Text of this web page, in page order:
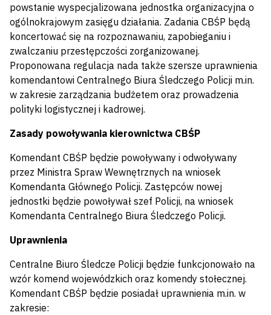
powstanie wyspecjalizowana jednostka organizacyjna o
ogólnokrajowym zasięgu działania. Zadania CBŚP będą
koncertować się na rozpoznawaniu, zapobieganiu i
zwalczaniu przestępczości zorganizowanej.
Proponowana regulacja nada także szersze uprawnienia
komendantowi Centralnego Biura Śledczego Policji m.in.
w zakresie zarządzania budżetem oraz prowadzenia
polityki logistycznej i kadrowej.
Zasady powoływania kierownictwa CBŚP
Komendant CBŚP będzie powoływany i odwoływany
przez Ministra Spraw Wewnętrznych na wniosek
Komendanta Głównego Policji. Zastępców nowej
jednostki będzie powoływał szef Policji, na wniosek
Komendanta Centralnego Biura Śledczego Policji.
Uprawnienia
Centralne Biuro Śledcze Policji będzie funkcjonowało na
wzór komend wojewódzkich oraz komendy stołecznej.
Komendant CBŚP będzie posiadał uprawnienia m.in. w
zakresie: